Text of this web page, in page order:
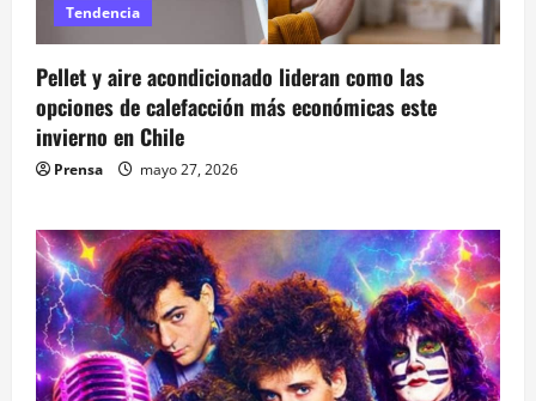
Tendencia
Pellet y aire acondicionado lideran como las
opciones de calefacción más económicas este
invierno en Chile
Prensa mayo 27, 2026